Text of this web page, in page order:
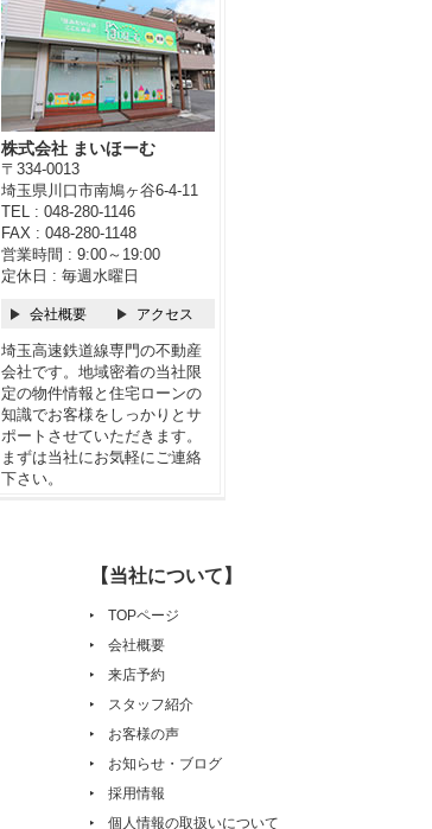
株式会社 まいほーむ
〒334-0013
埼玉県川口市南鳩ヶ谷6-4-11
TEL : 048-280-1146
FAX : 048-280-1148
営業時間 : 9:00～19:00
定休日 : 毎週水曜日
会社概要 アクセス
埼玉高速鉄道線専門の不動産
会社です。地域密着の当社限
定の物件情報と住宅ローンの
知識でお客様をしっかりとサ
ポートさせていただきます。
まずは当社にお気軽にご連絡
下さい。
【当社について】
TOPページ
会社概要
来店予約
スタッフ紹介
お客様の声
お知らせ・ブログ
採用情報
個人情報の取扱いについて